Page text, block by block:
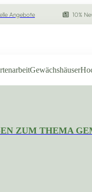
Angebote 10%
Gewächshäuser
ZUM THEMA